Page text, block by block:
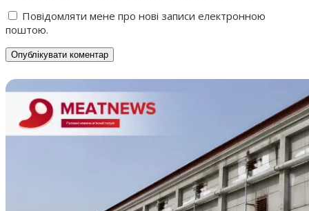
Повідомляти мене про нові записи електронною
поштою.